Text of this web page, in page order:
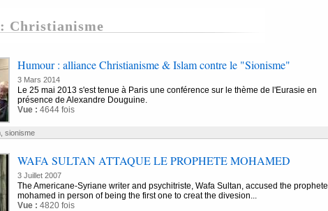
Christianisme
Humour : alliance Christianisme & Islam contre le "Sionisme"
3 Mars 2014
Le 25 mai 2013 s'est tenue à Paris une conférence sur le thème de l'Eurasie en
présence de Alexandre Douguine.
Vue : 4644 fois
, sionisme
WAFA SULTAN ATTAQUE LE PROPHETE MOHAMED
3 Juillet 2007
The Americane-Syriane writer and psychitriste, Wafa Sultan, accused the prophete
mohamed in person of being the first one to creat the divesion...
Vue : 4820 fois